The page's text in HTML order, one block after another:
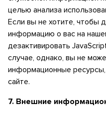
целью анализа
Если вы не хотите, чтобы
информацию о вас на
дезактивировать
случае, однако, вы не
информационные
сайте.
7. Внешние
Я согласен(а) на
Я согласен(а) с